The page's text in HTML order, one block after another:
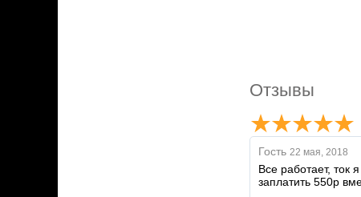
Отзывы
Гость 22 мая, 2018
Все работает, ток
заплатить 550р